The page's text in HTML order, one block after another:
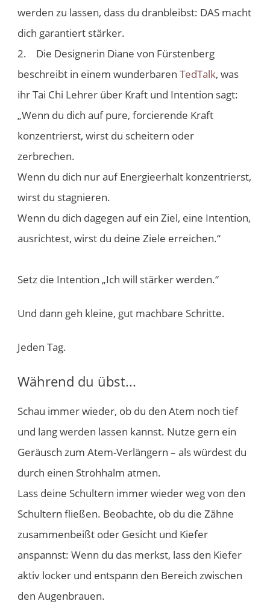
werden zu lassen, dass du dranbleibst: DAS macht
dich garantiert stärker.
2. Die Designerin Diane von Fürstenberg
beschreibt in einem wunderbaren TedTalk, was
ihr Tai Chi Lehrer über Kraft und Intention sagt:
„Wenn du dich auf pure, forcierende Kraft
konzentrierst, wirst du scheitern oder
zerbrechen.
Wenn du dich nur auf Energieerhalt konzentrierst,
wirst du stagnieren.
Wenn du dich dagegen auf ein Ziel, eine Intention,
ausrichtest, wirst du deine Ziele erreichen.“
Setz die Intention „Ich will stärker werden.“
Und dann geh kleine, gut machbare Schritte.
Jeden Tag.
​​Während du übst...
Schau immer wieder, ob du den Atem noch tief
und lang werden lassen kannst. Nutze gern ein
Geräusch zum Atem-Verlängern – als würdest du
durch einen Strohhalm atmen.
Lass deine Schultern immer wieder weg von den
Schultern fließen. Beobachte, ob du die Zähne
zusammenbeißt oder Gesicht und Kiefer
anspannst: Wenn du das merkst, lass den Kiefer
aktiv locker und entspann den Bereich zwischen
den Augenbrauen.